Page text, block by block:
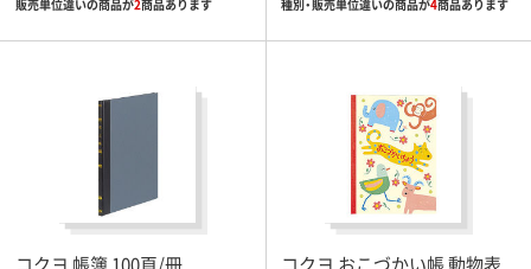
販売単位違いの商品が2商品あります 種別・販売単位違いの商品が4商品あります
コクヨ 帳簿 100頁/冊
コクヨ おこづかい帳 動物表